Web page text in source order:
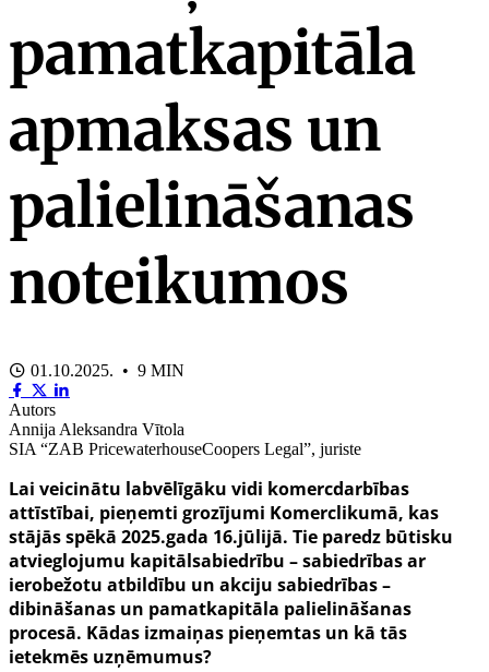
pamatkapitāla
apmaksas un
palielināšanas
noteikumos
01.10.2025. • 9 MIN
Autors
Annija Aleksandra Vītola
SIA “ZAB PricewaterhouseCoopers Legal”, juriste
Lai veicinātu labvēlīgāku vidi komercdarbības
attīstībai, pieņemti grozījumi Komerclikumā, kas
stājās spēkā 2025.gada 16.jūlijā. Tie paredz būtisku
atvieglojumu kapitālsabiedrību – sabiedrības ar
ierobežotu atbildību un akciju sabiedrības –
dibināšanas un pamatkapitāla palielināšanas
procesā. Kādas izmaiņas pieņemtas un kā tās
ietekmēs uzņēmumus?